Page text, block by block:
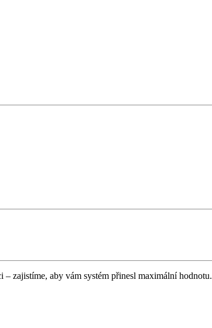
zajistíme, aby vám systém přinesl maximální hodnotu.